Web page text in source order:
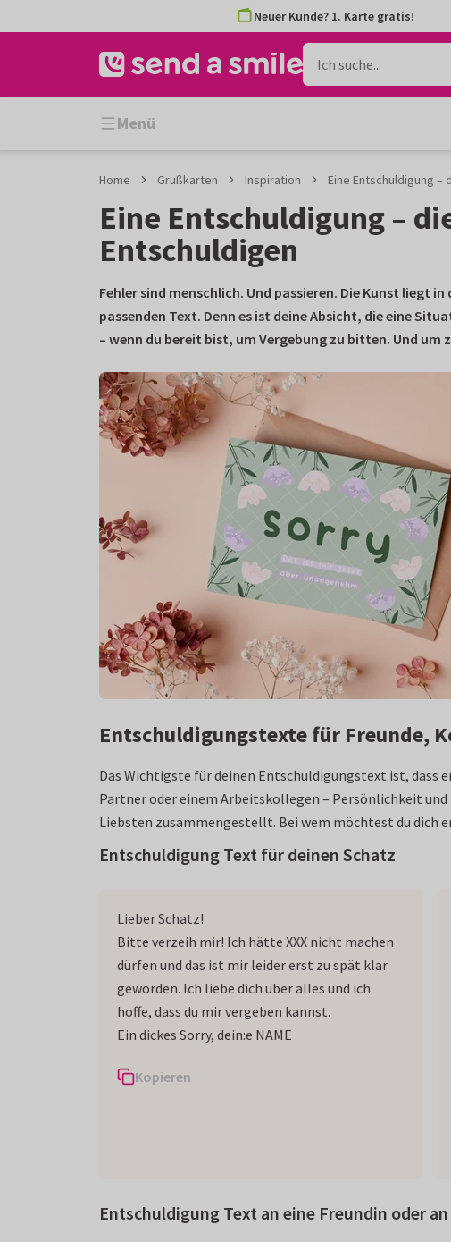
Inhalt
Filter
Neuer Kunde? 1. Karte gratis!
Menü
Home Grußkarten Inspiration Eine Entschuldigung –
Eine Entschuldigung –
Entschuldigen
Fehler sind menschlich. Und passieren. Die Kunst liegt
passenden Text. Denn es ist deine Absicht, die eine
– wenn du bereit bist, um Vergebung zu bitten. Und um
Entschuldigungstexte für Freunde,
Das Wichtigste für deinen Entschuldigungstext ist, dass
Partner oder einem Arbeitskollegen – Persönlichkeit
Liebsten zusammengestellt. Bei wem möchtest du dich
Entschuldigung Text für deinen Schatz
Lieber Schatz!
Bitte verzeih mir! Ich hätte XXX nicht machen
dürfen und das ist mir leider erst zu spät klar
geworden. Ich liebe dich über alles und ich
hoffe, dass du mir vergeben kannst.
Ein dickes Sorry, dein:e NAME
Kopieren
Entschuldigung Text an eine Freundin oder